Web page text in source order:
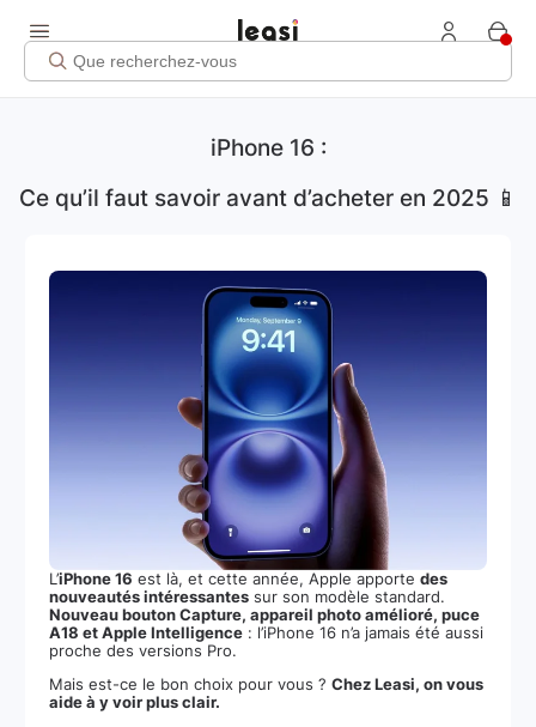
iPhone 16 :
Ce qu’il faut savoir avant d’acheter en 2025 📱
L’iPhone 16 est là, et cette année, Apple apporte des
nouveautés intéressantessur son modèle standard.
Nouveau bouton Capture, appareil photo amélioré, puce
A18 et Apple Intelligence: l’iPhone 16 n’a jamais été aussi
proche des versions Pro.
Mais est-ce le bon choix pour vous ? Chez Leasi, on vous
aide à y voir plus clair.